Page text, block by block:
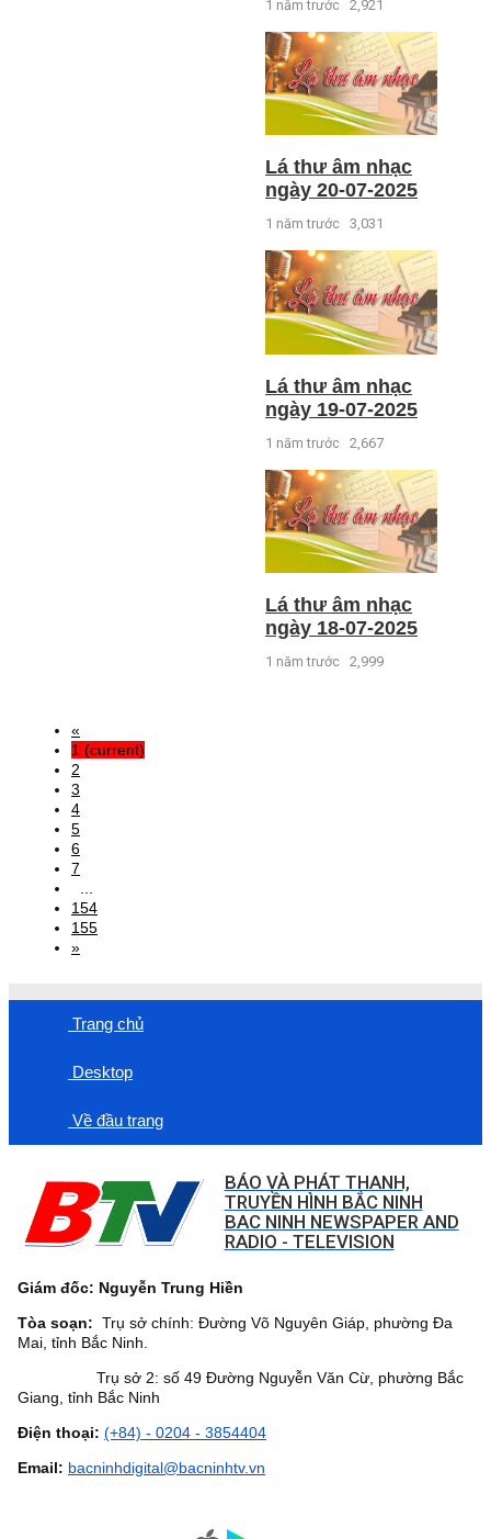
1 năm trước 2,921
Lá thư âm nhạc
ngày 20-07-2025
1 năm trước 3,031
Lá thư âm nhạc
ngày 19-07-2025
1 năm trước 2,667
Lá thư âm nhạc
ngày 18-07-2025
1 năm trước 2,999
«
1 (current)
2
3
4
5
6
7
...
154
155
»
Trang chủ
Desktop
Về đầu trang
BÁO VÀ PHÁT THANH,
TRUYỀN HÌNH BẮC NINH
BAC NINH NEWSPAPER AND
RADIO - TELEVISION
Giám đốc: Nguyễn Trung Hiền
Tòa soạn: Trụ sở chính: Đường Võ Nguyên Giáp, phường Đa
Mai, tỉnh Bắc Ninh.
Trụ sở 2: số 49 Đường Nguyễn Văn Cừ, phường Bắc
Giang, tỉnh Bắc Ninh
Điện thoại: (+84) - 0204 - 3854404
Email: bacninhdigital@bacninhtv.vn